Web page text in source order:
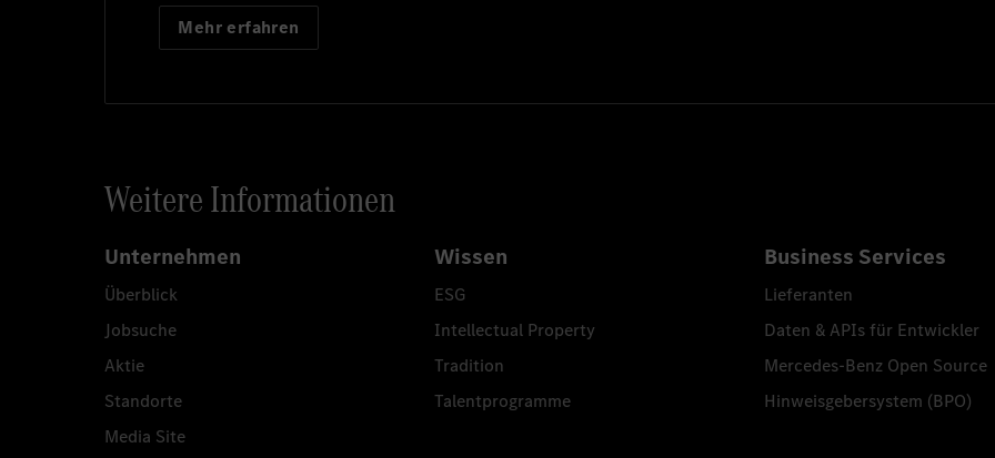
Mehr erfahren
Weitere Informationen
Unternehmen
Überblick
Jobsuche
Aktie
Standorte
Media Site
Wissen
ESG
Intellectual Property
Tradition
Talentprogramme
Business Services
Lieferanten
Daten & APIs für Entwickler
Mercedes-Benz Open Source
Hinweisgebersystem (BPO)